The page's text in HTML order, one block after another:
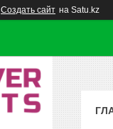
Создать сайт на Satu.kz